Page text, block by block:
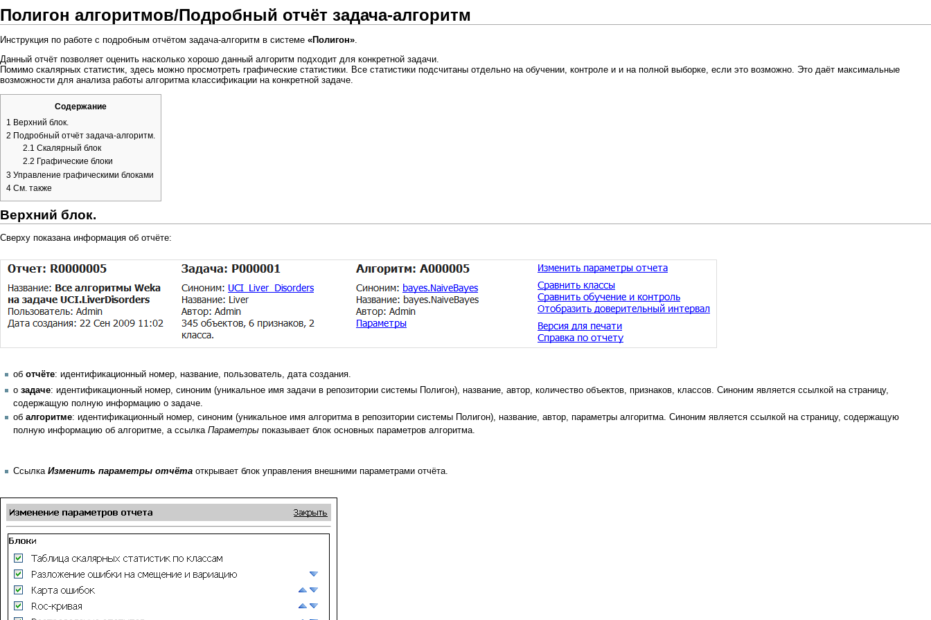
Полигон алгоритмов/Подробный отчёт задача-алгоритм
Инструкция по работе с подробным отчётом задача-алгоритм в системе «Полигон».
Данный отчёт позволяет оценить насколько хорошо данный алгоритм подходит для конкретной задачи.
Помимо скалярных статистик, здесь можно просмотреть графические статистики. Все статистики подсчитаны отдельно на обучении, контроле и и на полной выборке, если это возможно. Это даёт максимальные
возможности для анализа работы алгоритма классификации на конкретной задаче.
Содержание
1 Верхний блок.
2 Подробный отчёт задача-алгоритм.
2.1 Скалярный блок
2.2 Графические блоки
3 Управление графическими блоками
4 См. также
Верхний блок.
Сверху показана информация об отчёте:
оботчёте: идентификационный номер, название, пользователь, дата создания.
озадаче: идентификационный номер, синоним (уникальное имя задачи в репозитории системы Полигон), название, автор, количество объектов, признаков, классов. Синоним является ссылкой на страницу,
содержащую полную информацию о задаче.
обалгоритме: идентификационный номер, синоним (уникальное имя алгоритма в репозитории системы Полигон), название, автор, параметры алгоритма. Синоним является ссылкой на страницу, содержащую
полную информацию об алгоритме, а ссылкаПараметры показывает блок основных параметров алгоритма.
СсылкаИзменить параметры отчёта открывает блок управления внешними параметрами отчёта.